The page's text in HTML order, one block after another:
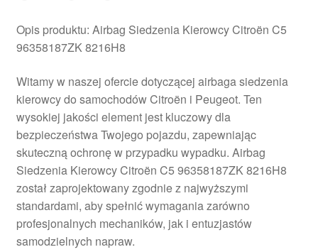
Moje konto
O nas
Płatności
Polityka prywatności
Procedura reklamacyjna
Skarga
Opis produktu: Airbag Siedzenia Kierowcy Citroën C5
96358187ZK 8216H8
Witamy w naszej ofercie dotyczącej airbaga siedzenia
kierowcy do samochodów Citroën i Peugeot. Ten
wysokiej jakości element jest kluczowy dla
bezpieczeństwa Twojego pojazdu, zapewniając
skuteczną ochronę w przypadku wypadku. Airbag
Siedzenia Kierowcy Citroën C5 96358187ZK 8216H8
został zaprojektowany zgodnie z najwyższymi
standardami, aby spełnić wymagania zarówno
profesjonalnych mechaników, jak i entuzjastów
samodzielnych napraw.